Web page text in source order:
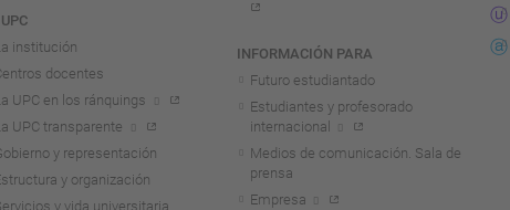
institución
docentes
UPC en los ránquings
UPC transparente
y representación
y organización
y vida universitaria
INFORMACIÓN PARA
Futuro estudiantado
Estudiantes y profesorado
internacional
Medios de comunicación. Sala de
prensa
Empresa